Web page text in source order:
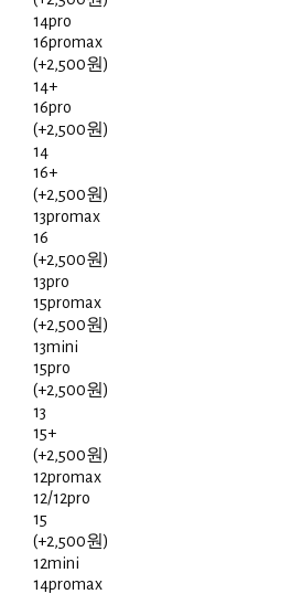
14pro
16promax
(+2,500원)
14+
16pro
(+2,500원)
14
16+
(+2,500원)
13promax
16
(+2,500원)
13pro
15promax
(+2,500원)
13mini
15pro
(+2,500원)
13
15+
(+2,500원)
12promax
12/12pro
15
(+2,500원)
12mini
14promax